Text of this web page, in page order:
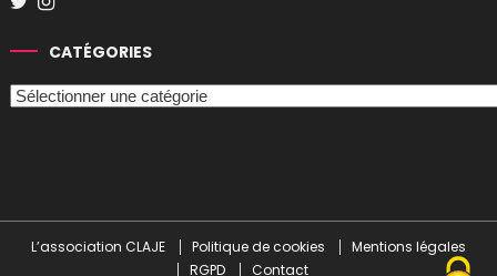
CATÉGORIES
Catégories
L’association CLAJE Politique de cookies
Mentions légales
RGPD
Contact